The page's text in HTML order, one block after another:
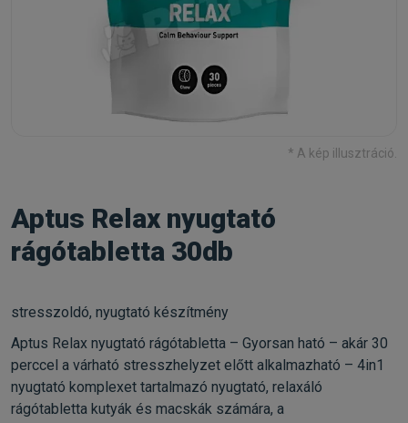
* A kép illusztráció.
Aptus Relax nyugtató
rágótabletta 30db
stresszoldó, nyugtató készítmény
Aptus Relax nyugtató rágótabletta – Gyorsan ható – akár 30
perccel a várható stresszhelyzet előtt alkalmazható – 4in1
nyugtató komplexet tartalmazó nyugtató, relaxáló
rágótabletta kutyák és macskák számára, a